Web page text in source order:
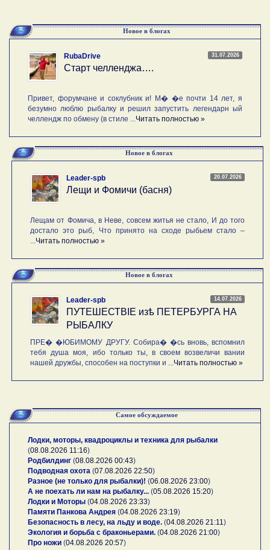
Новое в блогах
31.07.2026
RubaDrive
Старт челленджа….
Привет, форумчане и соклубник и! М� �е почти 14 лет, я
безумно люблю рыбалку и решил запустить легендарн ый
челлендж по обмену (в стиле ... Читать полностью »
Новое в блогах
20.07.2026
Leader-spb
Лещи и Фомичи (басня)
Лещам от Фомича, в Неве, совсем житья не стало, И до того
достало это рыб, Что принято на сходе рыбьем стало –
Читать полностью »
Новое в блогах
14.07.2026
Leader-spb
ПУТЕШЕСТВIE изѣ ПЕТЕРБУРГА НА
РЫБАЛКУ
ПРЕ� �ЮБИМОМУ ДРУГУ. Собира� �сь вновь, вспомнил
тебя душа моя, ибо только ты, в своем возвеличи вании
нашей дружбы, способен на поступки и ... Читать полностью »
Самое обсуждаемое
Лодки, моторы, квадроциклы и техника для рыбалки
(08.08.2026 11:16)
Родбилдинг (08.08.2026 00:43)
Подводная охота (07.08.2026 22:50)
Разное (не только для рыбалки)! (06.08.2026 23:00)
А не поехать ли нам на рыбалку... (05.08.2026 15:20)
Лодки и Моторы (04.08.2026 23:33)
Памяти Панкова Андрея (04.08.2026 23:19)
Безопасность в лесу, на льду и воде. (04.08.2026 21:11 )
Экология и борьба с браконьерами. (04.08.2026 21:00)
Про ножи (04.08.2026 20:57)